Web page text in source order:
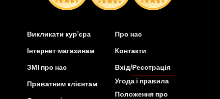
Викликати кур’єра
Інтернет-магазинам
ЗМІ про нас
Приватним клієнтам
Про нас
Контакти
Вхід/Реєстрація
Угода і правила
Положення про